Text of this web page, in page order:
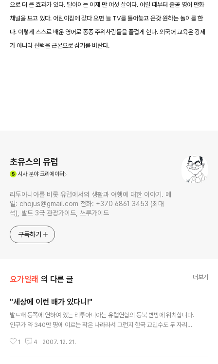
으로 더 큰 효과가 있다. 딸아이는 이제 만 여섯 살이다. 어릴 때부터 줄곧 영어 만화
채널을 보고 있다. 어린이집에 갔다 오면 늘 TV를 틀어놓고 온갖 원하는 놀이를 한
다. 이렇게 스스로 배운 영어로 종종 주위사람들을 즐겁게 한다. 외국어 교육은 강제
가 아니라 선택을 근본으로 삼기를 바란다.
초유스의 유럽
시사분야 크리에이터
리투아니아를 비롯 유럽에서의 생활과 여행에 대한 이야기. 메
일: chojus@gmail.com 전화: +370 6861 3453 (최대
석), 발트 3국 관광가이드, 쓰루가이드
구독하기
요가일래 의 다른 글 더보기
"세상에 이런 배가 있다니!"
발트해 동쪽에 연하여 있는 리투아니아는 유럽연합의 동북 변방에 위치합니다.
인구가 약 340만 명에 이르는 작은 나라라서 그런지 한국 교민수도 두 자리에
을 취급하는 회사가 있어 필요할 때면 기본적인 한국식품을 구할 수 있습니다.
1 4 2007. 12. 21.